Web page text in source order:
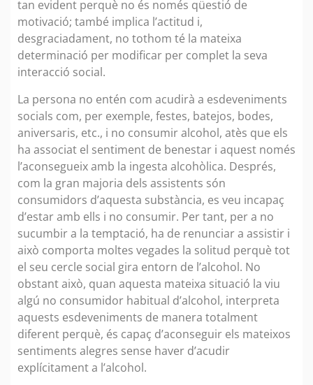
tan evident perquè no és només qüestió de
motivació; també implica l’actitud i,
desgraciadament, no tothom té la mateixa
determinació per modificar per complet la seva
interacció social.
La persona no entén com acudirà a esdeveniments
socials com, per exemple, festes, batejos, bodes,
aniversaris, etc., i no consumir alcohol, atès que els
ha associat el sentiment de benestar i aquest només
l’aconsegueix amb la ingesta alcohòlica. Després,
com la gran majoria dels assistents són
consumidors d’aquesta substància, es veu incapaç
d’estar amb ells i no consumir. Per tant, per a no
sucumbir a la temptació, ha de renunciar a assistir i
això comporta moltes vegades la solitud perquè tot
el seu cercle social gira entorn de l’alcohol. No
obstant això, quan aquesta mateixa situació la viu
algú no consumidor habitual d’alcohol, interpreta
aquests esdeveniments de manera totalment
diferent perquè, és capaç d’aconseguir els mateixos
sentiments alegres sense haver d’acudir
explícitament a l’alcohol.